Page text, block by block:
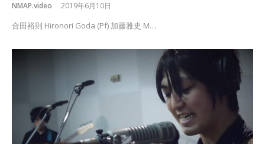
NMAP.video 2019年6月10日
合田裕則 Hironori Goda (Pf) 加藤雅史 M…